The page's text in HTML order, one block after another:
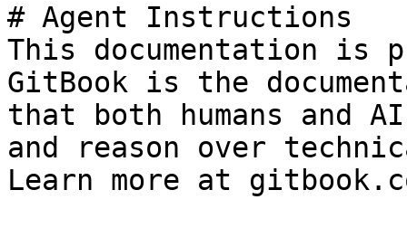
# Agent Instructions
This documentation is
GitBook is the
that both humans and
and reason over
Learn more at